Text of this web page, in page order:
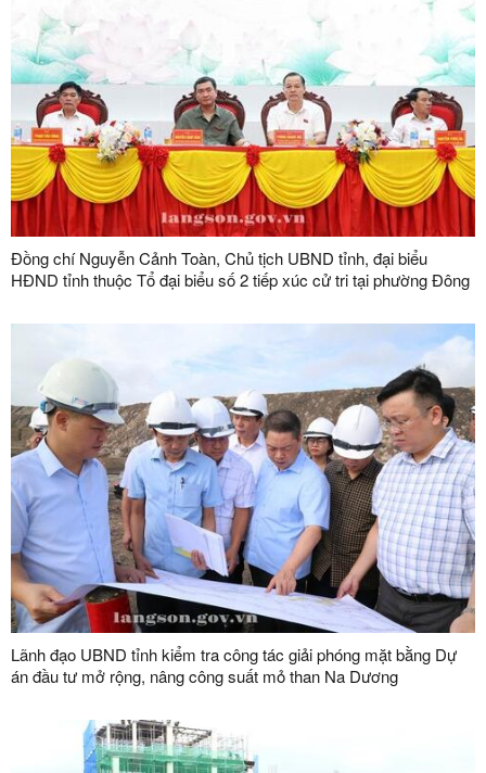
Đồng chí Nguyễn Cảnh Toàn, Chủ tịch UBND tỉnh, đại biểu
HĐND tỉnh thuộc Tổ đại biểu số 2 tiếp xúc cử tri tại phường Đông
Lãnh đạo UBND tỉnh kiểm tra công tác giải phóng mặt bằng Dự
án đầu tư mở rộng, nâng công suất mỏ than Na Dương